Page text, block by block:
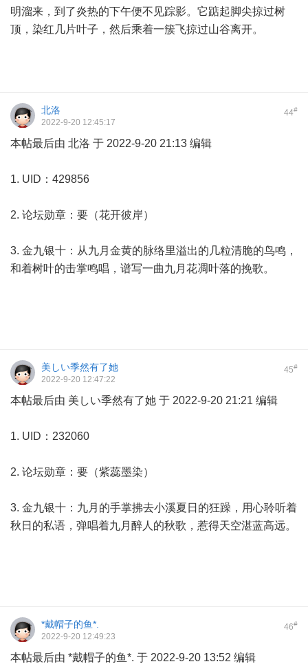
明溜来，到了炎热的下午便不见踪影。它踮起脚尖掠过树
顶，染红几片叶子，然后乘着一簇飞掠过山谷离开。
44#
北洛
2022-9-20 12:45:17
本帖最后由 北洛 于 2022-9-20 21:13 编辑
1. UID：429856
2. 论坛勋章：要（花开彼岸）
3. 金九银十：从九月金黄的脉络里溢出的几粒清脆的鸟鸣，
和着树叶的击掌鸣唱，谱写一曲九月花凋叶落的挽歌。
45#
美しい季然有了她
2022-9-20 12:47:22
本帖最后由 美しい季然有了她 于 2022-9-20 21:21 编辑
1. UID：232060
2. 论坛勋章：要（紫蕊墨染）
3. 金九银十：九月的手掌拂去小溪夏日的狂躁，用心聆听着
秋日的私语，弹唱着九月醉人的秋歌，惹得天空湛蓝高远。
46#
*戴帽子的鱼*.
2022-9-20 12:49:23
本帖最后由 *戴帽子的鱼*. 于 2022-9-20 13:52 编辑